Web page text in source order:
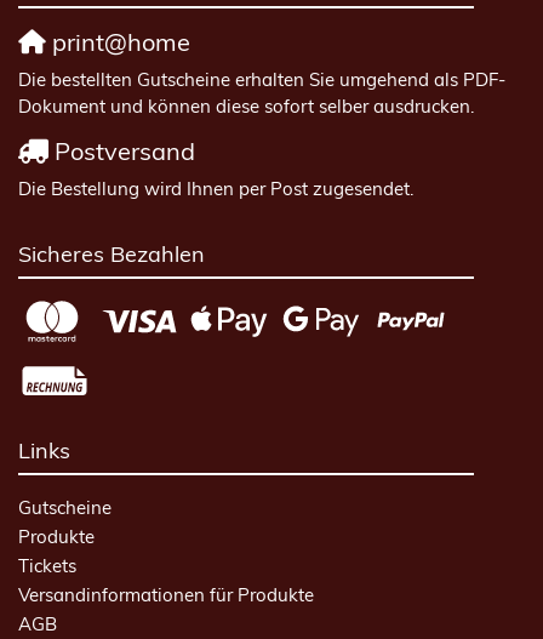
print@home
Die bestellten Gutscheine erhalten Sie umgehend als PDF-
Dokument und können diese sofort selber ausdrucken.
Postversand
Die Bestellung wird Ihnen per Post zugesendet.
Sicheres Bezahlen
Links
Gutscheine
Produkte
Tickets
Versandinformationen für Produkte
AGB